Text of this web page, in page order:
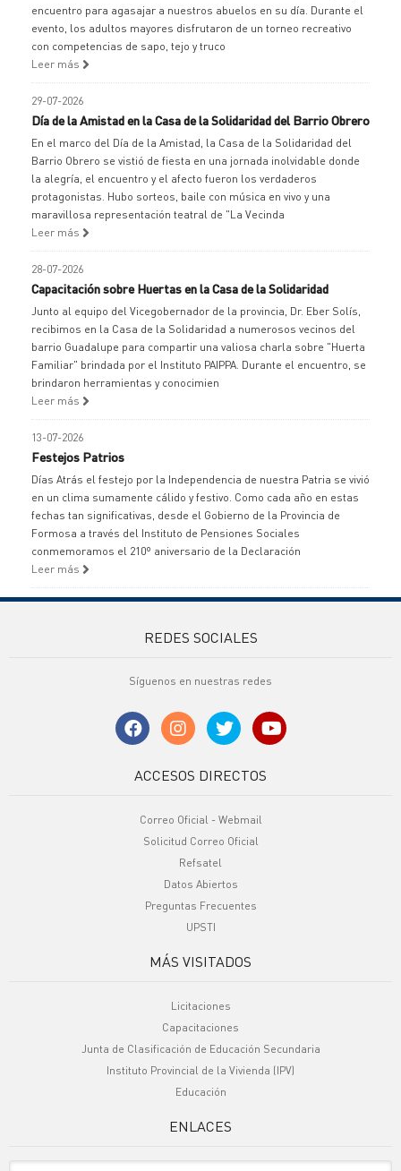
encuentro para agasajar a nuestros abuelos en su día. Durante el
evento, los adultos mayores disfrutaron de un torneo recreativo
con competencias de sapo, tejo y truco
Leer más
29-07-2026
Día de la Amistad en la Casa de la Solidaridad del Barrio Obrero
En el marco del Día de la Amistad, la Casa de la Solidaridad del
Barrio Obrero se vistió de fiesta en una jornada inolvidable donde
la alegría, el encuentro y el afecto fueron los verdaderos
protagonistas. Hubo sorteos, baile con música en vivo y una
maravillosa representación teatral de "La Vecinda
Leer más
28-07-2026
Capacitación sobre Huertas en la Casa de la Solidaridad
Junto al equipo del Vicegobernador de la provincia, Dr. Eber Solís,
recibimos en la Casa de la Solidaridad a numerosos vecinos del
barrio Guadalupe para compartir una valiosa charla sobre "Huerta
Familiar" brindada por el Instituto PAIPPA. Durante el encuentro, se
brindaron herramientas y conocimien
Leer más
13-07-2026
Festejos Patrios
Días Atrás el festejo por la Independencia de nuestra Patria se vivió
en un clima sumamente cálido y festivo. Como cada año en estas
fechas tan significativas, desde el Gobierno de la Provincia de
Formosa a través del Instituto de Pensiones Sociales
conmemoramos el 210º aniversario de la Declaración
Leer más
REDES SOCIALES
Síguenos en nuestras redes
ACCESOS DIRECTOS
Correo Oficial - Webmail
Solicitud Correo Oficial
Refsatel
Datos Abiertos
Preguntas Frecuentes
UPSTI
MÁS VISITADOS
Licitaciones
Capacitaciones
Junta de Clasificación de Educación Secundaria
Instituto Provincial de la Vivienda (IPV)
Educación
ENLACES